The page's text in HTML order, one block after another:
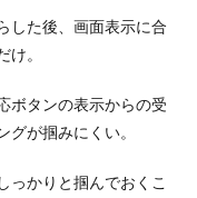
した後、画面表示に合
。
ボタンの表示からの受
が掴みにくい。
っかりと掴んでおくこ